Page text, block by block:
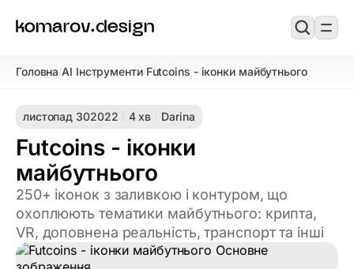
Головна/AI Інструменти/Futcoins - іконки майбутнього
листопад 302022 4 хв Darina
Futcoins - іконки
майбутнього
250+ іконок з заливкою і контуром, що
охоплюють тематики майбутнього: крипта,
VR, доповнена реальність, транспорт та інші